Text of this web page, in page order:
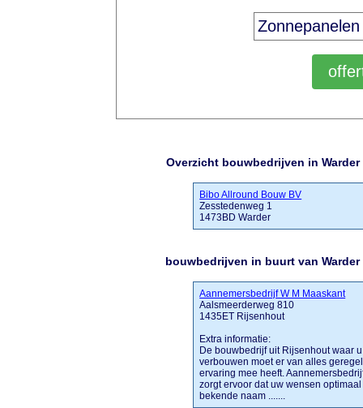
Overzicht bouwbedrijven in Warder
Bibo Allround Bouw BV
Zesstedenweg 1
1473BD Warder
bouwbedrijven in buurt van Warder
Aannemersbedrijf W M Maaskant
Aalsmeerderweg 810
1435ET Rijsenhout
Extra informatie:
De bouwbedrijf uit Rijsenhout waar
verbouwen moet er van alles
ervaring mee heeft.
zorgt ervoor dat uw wensen
bekende naam .......